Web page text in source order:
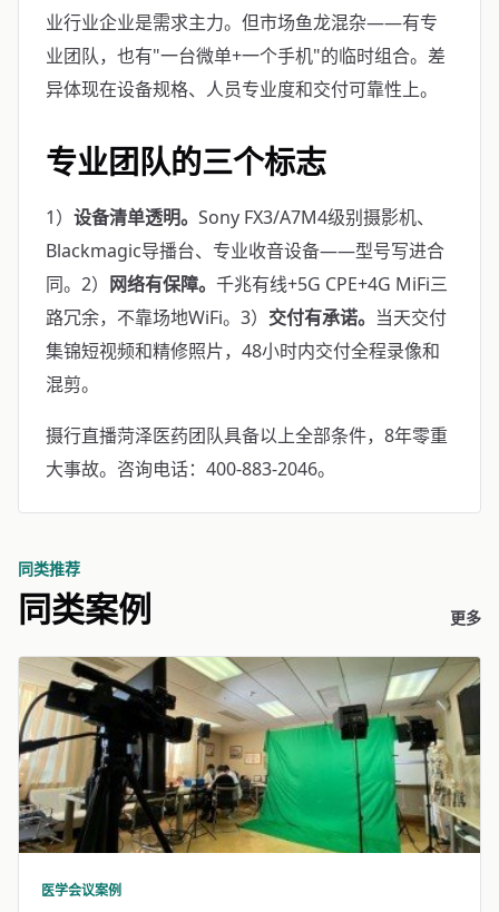
业行业企业是需求主力。但市场鱼龙混杂——有专
业团队，也有"一台微单+一个手机"的临时组合。差
异体现在设备规格、人员专业度和交付可靠性上。
专业团队的三个标志
1） 设备清单透明。 Sony FX3/A7M4级别摄影机、
Blackmagic导播台、专业收音设备——型号写进合
同。2） 网络有保障。 千兆有线+5G CPE+4G MiFi三
路冗余，不靠场地WiFi。3） 交付有承诺。 当天交付
集锦短视频和精修照片，48小时内交付全程录像和
混剪。
摄行直播菏泽医药团队具备以上全部条件，8年零重
大事故。咨询电话：400-883-2046。
同类推荐
同类案例 更多
医学会议案例